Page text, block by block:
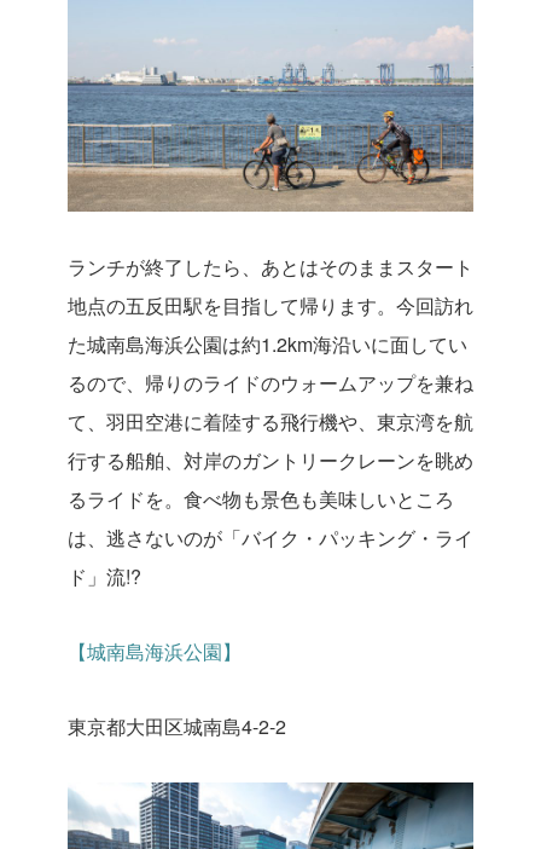
ランチが終了したら、あとはそのままスタート
地点の五反田駅を目指して帰ります。今回訪れ
た城南島海浜公園は約1.2km海沿いに面してい
るので、帰りのライドのウォームアップを兼ね
て、羽田空港に着陸する飛行機や、東京湾を航
行する船舶、対岸のガントリークレーンを眺め
るライドを。食べ物も景色も美味しいところ
は、逃さないのが「バイク・パッキング・ライ
ド」流!?
【城南島海浜公園】
東京都大田区城南島4-2-2